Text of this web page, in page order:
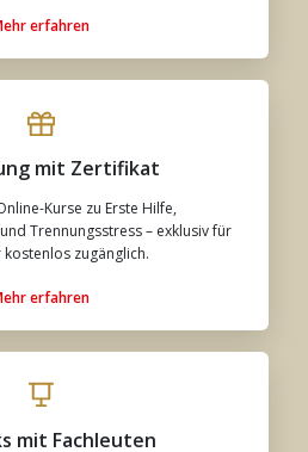
erfahren
mit Zertifikat
Kurse zu Erste Hilfe,
Trennungsstress – exklusiv für
zugänglich.
erfahren
mit Fachleuten